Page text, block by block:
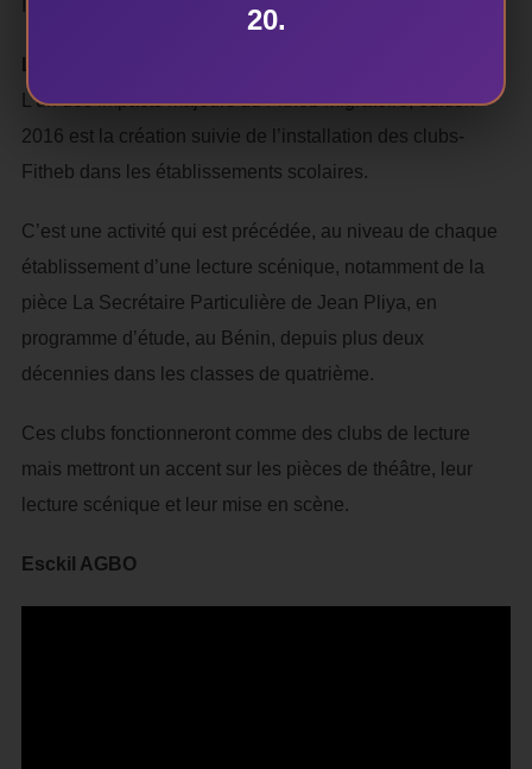
Ibi Ilè, elle a été sacrée, 1er troupe de ballet.
L’un des impacts majeurs du Fitheb migratoire, édition
2016 est la création suivie de l’installation des clubs-
Fitheb dans les établissements scolaires.
C’est une activité qui est précédée, au niveau de chaque
établissement d’une lecture scénique, notamment de la
pièce La Secrétaire Particulière de Jean Pliya, en
programme d’étude, au Bénin, depuis plus deux
décennies dans les classes de quatrième.
Ces clubs fonctionneront comme des clubs de lecture
mais mettront un accent sur les pièces de théâtre, leur
lecture scénique et leur mise en scène.
Esckil AGBO
20.